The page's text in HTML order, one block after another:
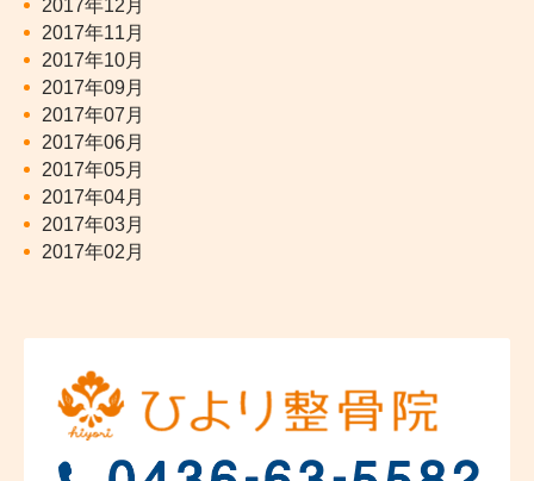
2017年12月
2017年11月
2017年10月
2017年09月
2017年07月
2017年06月
2017年05月
2017年04月
2017年03月
2017年02月